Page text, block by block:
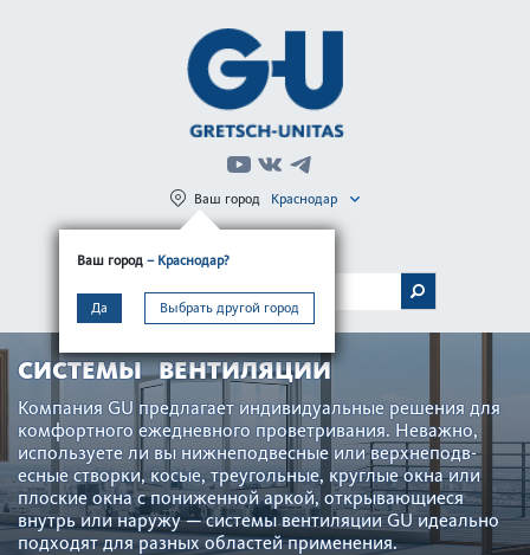
Ваш город – Краснодар?
Да Выбрать другой город
Ваш город Краснодар
МЕНЮ
СИСТЕМЫ ВЕНТИЛЯЦИИ
Компания GU предлагает индив­идуальные решения для
комфортного еже­дн­евного проветр­ивания. Неважно,
исполь­зуете ли вы нижнепо­д­в­есные или верхнепо­д­в­
есные створки, косые, треугольные, круглые окна или
плоские окна с пониженной аркой, открывающиеся
внутрь или наружу — сис­темы вентиляции GU идеально
подходят для разных обла­стей применения.